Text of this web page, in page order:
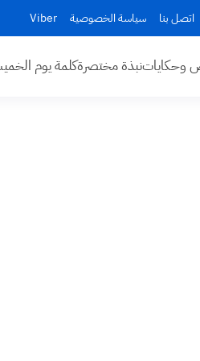
اتصل بنا سياسة الخصوصية Viber
نبذة مختصرةكلمة يوم